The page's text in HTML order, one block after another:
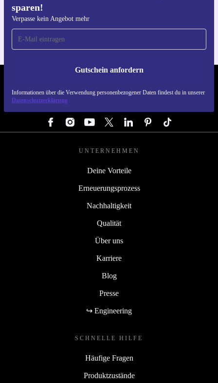
sparen!
Verpasse kein Angebot mehr
Gutschein anfordern
Informationen über die Verwendung personenbezogener Daten findest du in unserer
Datenschutzerklärung
Für iOS und Android
UNTERNEHMEN
Deine Vorteile
Erneuerungsprozess
Nachhaltigkeit
Qualität
Über uns
Karriere
Blog
Presse
↪ Engineering
SCHNELLE HILFE
Häufige Fragen
Produktzustände